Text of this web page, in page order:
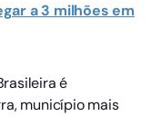
a 3 milhões em
é
município mais